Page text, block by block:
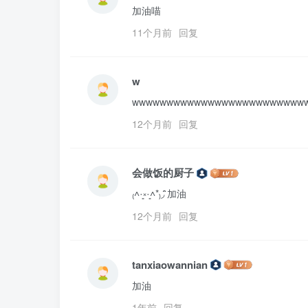
加油喵
11个月前 回复
w
12个月前 回复
会做饭的厨子
₍˄·͈༝·͈˄*₎◞ ̑̑加油
12个月前 回复
tanxiaowannian
加油